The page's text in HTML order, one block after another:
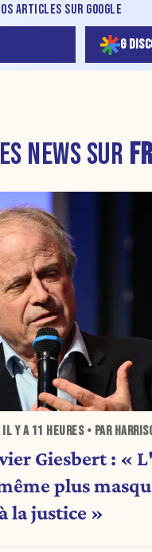
ARTICLES SUR GOOGLE
G
NEWS SUR
IL Y A 11 HEURES• PAR
Giesbert : «
plus
la justice »